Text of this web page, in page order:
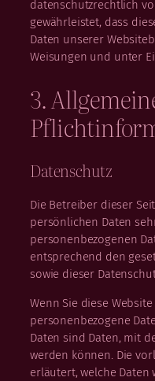
datenschutzrechtlich
gewährleistet, dass
Daten unserer
Weisungen und unter
3.
Datenschutz
Die Betreiber dieser
persönlichen Daten
personenbezogenen
entsprechend den
sowie dieser
Wenn Sie diese
personenbezogene
Daten sind Daten, mit
werden können. Die
erläutert, welche